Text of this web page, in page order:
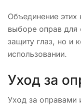
Объединение этих
выборе оправ для
защиту глаз, но и
использовании.
Уход за
Уход за оправами